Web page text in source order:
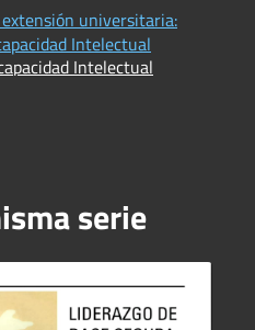
universitaria:
Intelectual
Intelectual
serie